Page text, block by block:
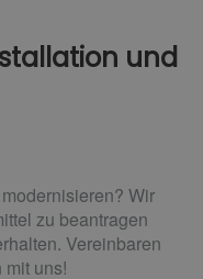
und
Wir
zu beantragen
Vereinbaren
uns!